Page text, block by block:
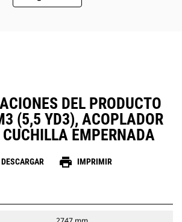
DEL PRODUCTO
(5,5 YD3), ACOPLADOR
EMPERNADA
DESCARGAR print IMPRIMIR